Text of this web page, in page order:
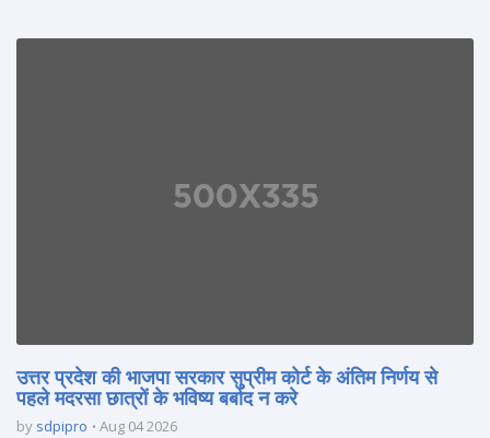
उत्तर प्रदेश की भाजपा सरकार सुप्रीम कोर्ट के अंतिम निर्णय से
पहले मदरसा छात्रों के भविष्य बर्बाद न करे
by sdpipro Aug 04 2026